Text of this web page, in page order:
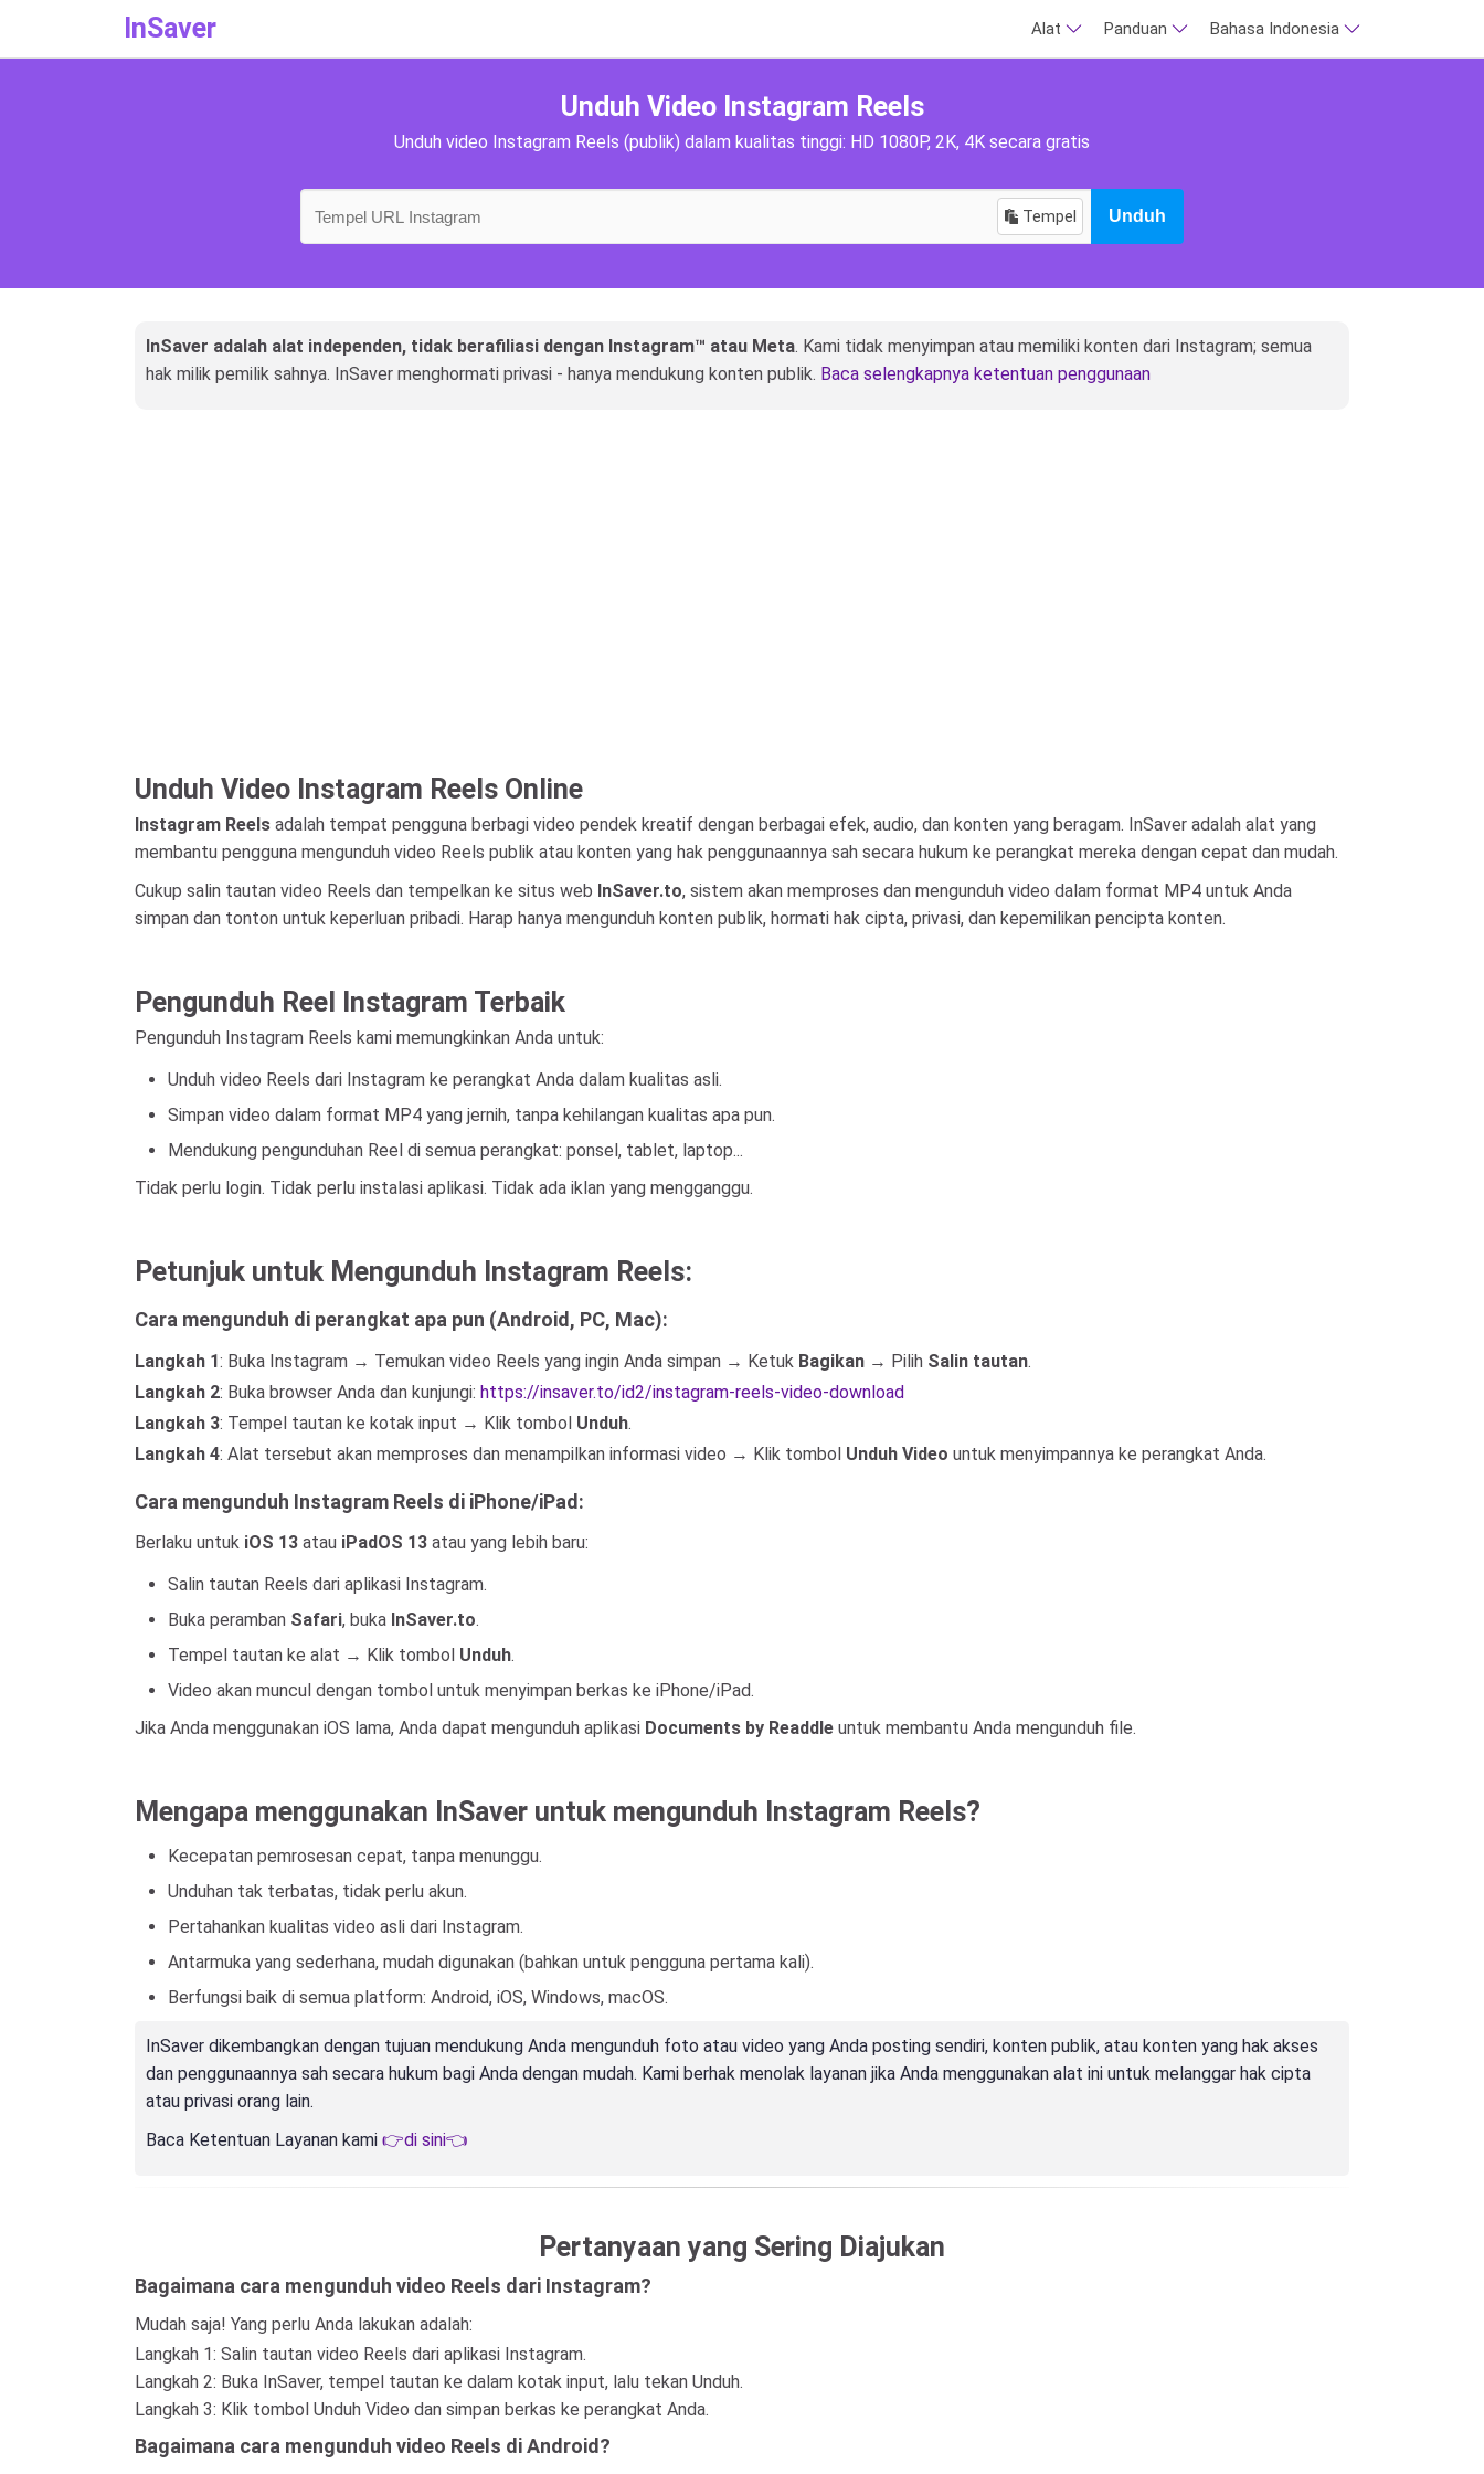
InSaver Alat Panduan Bahasa Indonesia
Unduh Video Instagram Reels
Unduh video Instagram Reels (publik) dalam kualitas tinggi: HD 1080P, 2K, 4K secara gratis
Tempel Unduh
InSaver adalah alat independen, tidak berafiliasi dengan Instagram™ atau Meta. Kami tidak menyimpan atau memiliki konten dari Instagram; semua
hak milik pemilik sahnya. InSaver menghormati privasi - hanya mendukung konten publik. Baca selengkapnya ketentuan penggunaan
Unduh Video Instagram Reels Online
Instagram Reels adalah tempat pengguna berbagi video pendek kreatif dengan berbagai efek, audio, dan konten yang beragam. InSaver adalah alat yang
membantu pengguna mengunduh video Reels publik atau konten yang hak penggunaannya sah secara hukum ke perangkat mereka dengan cepat dan mudah.
Cukup salin tautan video Reels dan tempelkan ke situs web InSaver.to, sistem akan memproses dan mengunduh video dalam format MP4 untuk Anda
simpan dan tonton untuk keperluan pribadi. Harap hanya mengunduh konten publik, hormati hak cipta, privasi, dan kepemilikan pencipta konten.
Pengunduh Reel Instagram Terbaik
Pengunduh Instagram Reels kami memungkinkan Anda untuk:
Unduh video Reels dari Instagram ke perangkat Anda dalam kualitas asli.
Simpan video dalam format MP4 yang jernih, tanpa kehilangan kualitas apa pun.
Mendukung pengunduhan Reel di semua perangkat: ponsel, tablet, laptop...
Tidak perlu login. Tidak perlu instalasi aplikasi. Tidak ada iklan yang mengganggu.
Petunjuk untuk Mengunduh Instagram Reels:
Cara mengunduh di perangkat apa pun (Android, PC, Mac):
Langkah 1: Buka Instagram → Temukan video Reels yang ingin Anda simpan → Ketuk Bagikan → Pilih Salin tautan.
Langkah 2: Buka browser Anda dan kunjungi: https://insaver.to/id2/instagram-reels-video-download
Langkah 3: Tempel tautan ke kotak input → Klik tombol Unduh.
Langkah 4: Alat tersebut akan memproses dan menampilkan informasi video → Klik tombol Unduh Video untuk menyimpannya ke perangkat Anda.
Cara mengunduh Instagram Reels di iPhone/iPad:
Berlaku untuk iOS 13 atau iPadOS 13 atau yang lebih baru:
Salin tautan Reels dari aplikasi Instagram.
Buka peramban Safari, buka InSaver.to.
Tempel tautan ke alat → Klik tombol Unduh.
Video akan muncul dengan tombol untuk menyimpan berkas ke iPhone/iPad.
Jika Anda menggunakan iOS lama, Anda dapat mengunduh aplikasi Documents by Readdle untuk membantu Anda mengunduh file.
Mengapa menggunakan InSaver untuk mengunduh Instagram Reels?
Kecepatan pemrosesan cepat, tanpa menunggu.
Unduhan tak terbatas, tidak perlu akun.
Pertahankan kualitas video asli dari Instagram.
Antarmuka yang sederhana, mudah digunakan (bahkan untuk pengguna pertama kali).
Berfungsi baik di semua platform: Android, iOS, Windows, macOS.
InSaver dikembangkan dengan tujuan mendukung Anda mengunduh foto atau video yang Anda posting sendiri, konten publik, atau konten yang hak akses
dan penggunaannya sah secara hukum bagi Anda dengan mudah. Kami berhak menolak layanan jika Anda menggunakan alat ini untuk melanggar hak cipta
atau privasi orang lain.
Baca Ketentuan Layanan kami 👉di sini👈
Pertanyaan yang Sering Diajukan
Bagaimana cara mengunduh video Reels dari Instagram?
Mudah saja! Yang perlu Anda lakukan adalah:
Langkah 1: Salin tautan video Reels dari aplikasi Instagram.
Langkah 2: Buka InSaver, tempel tautan ke dalam kotak input, lalu tekan Unduh.
Langkah 3: Klik tombol Unduh Video dan simpan berkas ke perangkat Anda.
Bagaimana cara mengunduh video Reels di Android?